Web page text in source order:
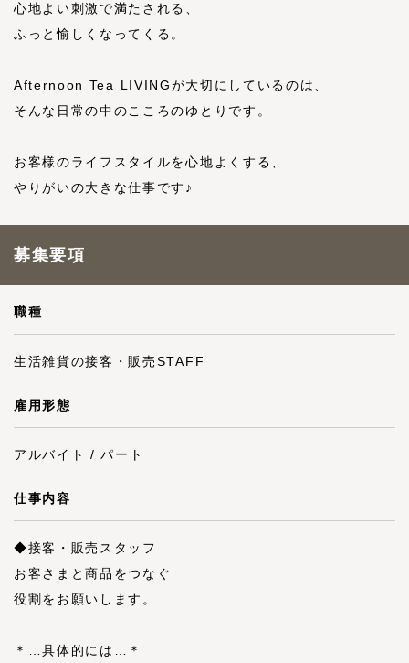
心地よい刺激で満たされる、
ふっと愉しくなってくる。
Afternoon Tea LIVINGが大切にしているのは、
そんな日常の中のこころのゆとりです。
お客様のライフスタイルを心地よくする、
やりがいの大きな仕事です♪
募集要項
職種
生活雑貨の接客・販売STAFF
雇用形態
アルバイト / パート
仕事内容
◆接客・販売スタッフ
お客さまと商品をつなぐ
役割をお願いします。
＊…具体的には…＊